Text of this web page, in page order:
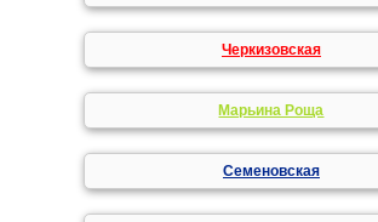
Черкизовская
Марьина Роща
Семеновская